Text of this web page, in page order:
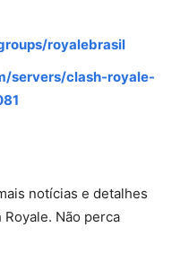
royalebrasil
servers/clash-royale-
notícias e detalhes
Não perca